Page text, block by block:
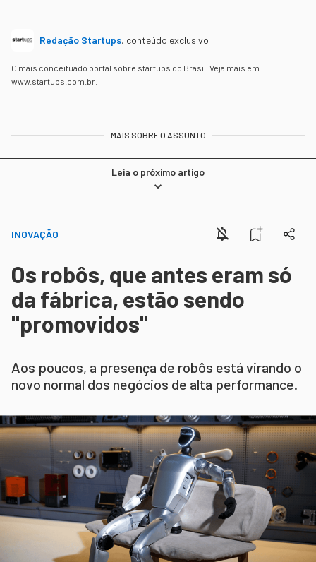
Redação Startups, conteúdo exclusivo
O mais conceituado portal sobre startups do Brasil. Veja mais em
www.startups.com.br.
MAIS SOBRE O ASSUNTO
Leia o próximo artigo
INOVAÇÃO
Os robôs, que antes eram só
da fábrica, estão sendo
"promovidos"
Aos poucos, a presença de robôs está virando o
novo normal dos negócios de alta performance.